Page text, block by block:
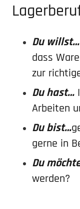
Du willst…
dass
zur
Du hast…
Arbeiten
Du bist…
gerne in
Du
werden?